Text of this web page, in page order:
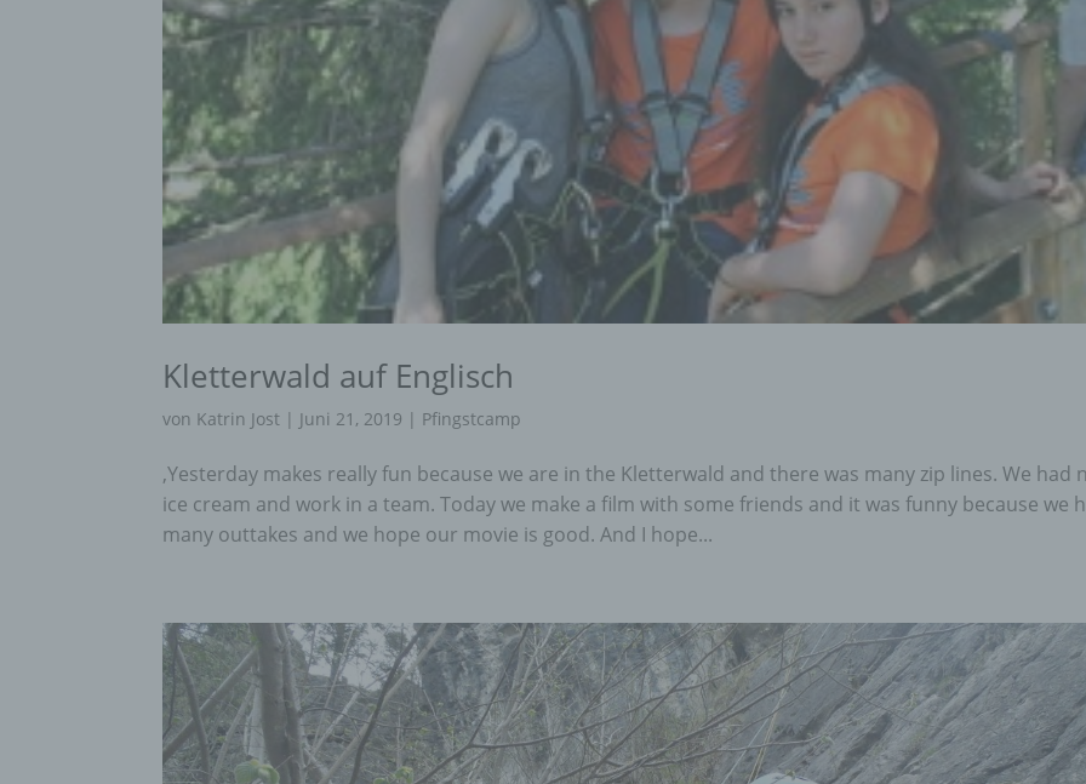
Kletterwald auf Englisch
von Katrin Jost | Juni 21, 2019 | Pfingstcamp
‚Yesterday makes really fun because we are in the Kletterwald and there was many zip lines. We had
ice cream and work in a team. Today we make a film with some friends and it was funny because we
many outtakes and we hope our movie is good. And I hope...